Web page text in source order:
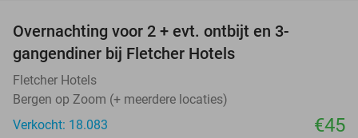
Overnachting voor 2 + evt. ontbijt en 3-
gangendiner bij Fletcher Hotels
Fletcher Hotels
Bergen op Zoom (+ meerdere locaties)
Verkocht: 18.083
€45